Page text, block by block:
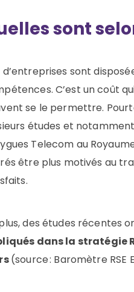
sont
d’entreprises sont
C’est un coût
se le permettre.
études et notamment
Telecom au
être plus motivés au
des études récentes
dans la stratégie
(source : Baromètre RSE